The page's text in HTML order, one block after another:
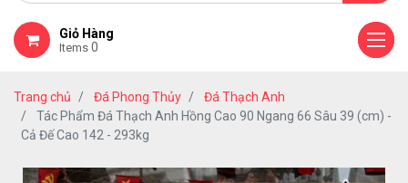
Giỏ Hàng
Items 0
Trang chủ Đá Phong Thủy
Đá Thạch Anh
Tác Phẩm Đá Thạch Anh Hồng Cao 90 Ngang 66 Sâu 39 (cm) -
Cả Đế Cao 142 - 293kg